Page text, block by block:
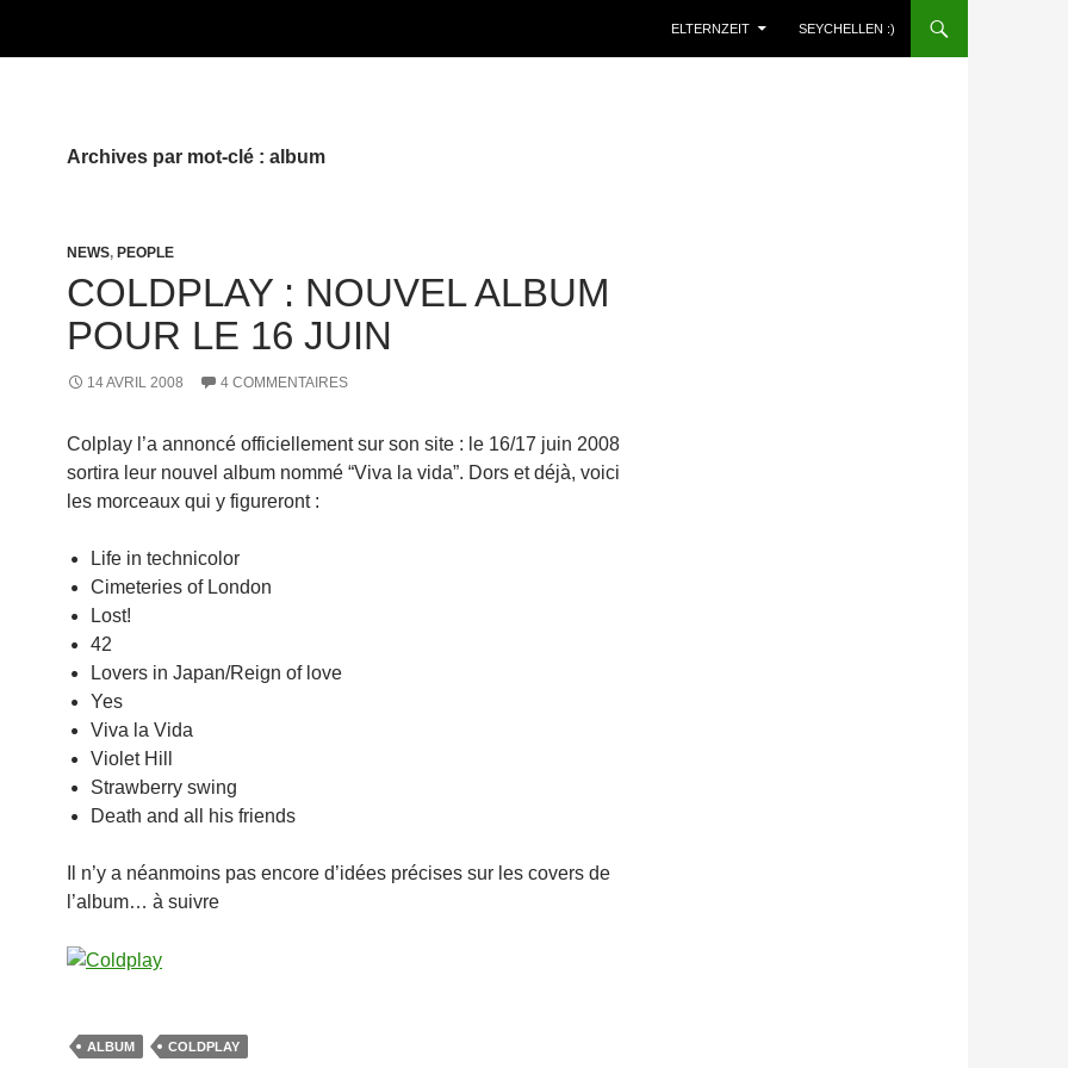
ELTERNZEIT SEYCHELLEN :)
Archives par mot-clé : album
NEWS, PEOPLE
COLDPLAY : NOUVEL ALBUM
POUR LE 16 JUIN
14 AVRIL 2008 4 COMMENTAIRES
Colplay l’a annoncé officiellement sur son site : le 16/17 juin 2008
sortira leur nouvel album nommé “Viva la vida”. Dors et déjà, voici
les morceaux qui y figureront :
Life in technicolor
Cimeteries of London
Lost!
42
Lovers in Japan/Reign of love
Yes
Viva la Vida
Violet Hill
Strawberry swing
Death and all his friends
Il n’y a néanmoins pas encore d’idées précises sur les covers de
l’album… à suivre
ALBUM COLDPLAY